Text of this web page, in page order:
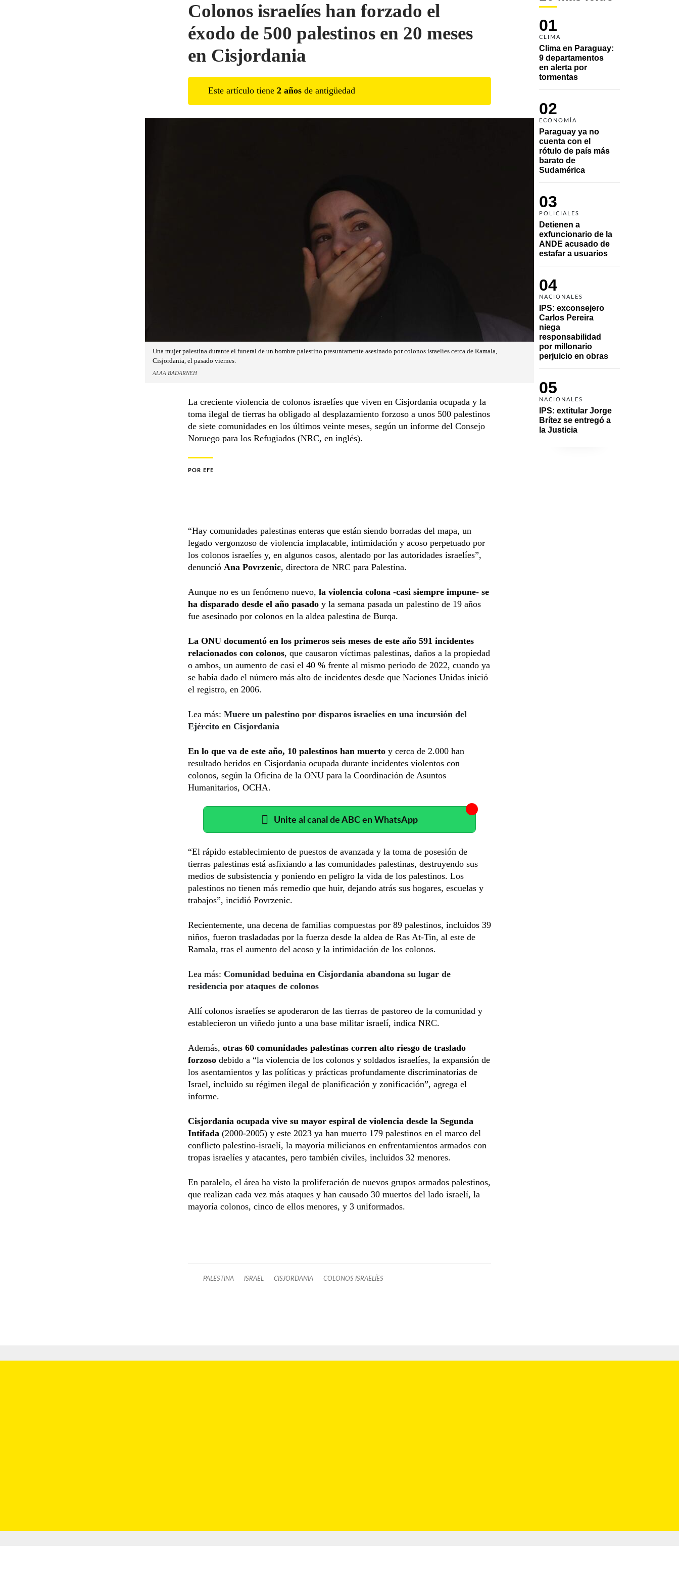
01
CLIMA
Clima en Paraguay:
9 departamentos
en alerta por
tormentas
02
ECONOMÍA
Paraguay ya no
cuenta con el
rótulo de país más
barato de
Sudamérica
03
POLICIALES
Detienen a
exfuncionario de la
ANDE acusado de
estafar a usuarios
04
NACIONALES
IPS: exconsejero
Carlos Pereira
niega
responsabilidad
por millonario
perjuicio en obras
05
NACIONALES
IPS: extitular Jorge
Brítez se entregó a
la Justicia
Colonos israelíes han forzado el
éxodo de 500 palestinos en 20 meses
en Cisjordania
Este artículo tiene 2 años de antigüedad
Una mujer palestina durante el funeral de un hombre palestino presuntamente asesinado por colonos israelíes cerca de Ramala,
Cisjordania, el pasado viernes.
ALAA BADARNEH
La creciente violencia de colonos israelíes que viven en Cisjordania ocupada y la
toma ilegal de tierras ha obligado al desplazamiento forzoso a unos 500 palestinos
de siete comunidades en los últimos veinte meses, según un informe del Consejo
Noruego para los Refugiados (NRC, en inglés).
POR EFE
“Hay comunidades palestinas enteras que están siendo borradas del mapa, un
legado vergonzoso de violencia implacable, intimidación y acoso perpetuado por
los colonos israelíes y, en algunos casos, alentado por las autoridades israelíes”,
denunció Ana Povrzenic, directora de NRC para Palestina.
Aunque no es un fenómeno nuevo, la violencia colona -casi siempre impune- se
ha disparado desde el año pasado y la semana pasada un palestino de 19 años
fue asesinado por colonos en la aldea palestina de Burqa.
La ONU documentó en los primeros seis meses de este año 591 incidentes
relacionados con colonos, que causaron víctimas palestinas, daños a la propiedad
o ambos, un aumento de casi el 40 % frente al mismo periodo de 2022, cuando ya
se había dado el número más alto de incidentes desde que Naciones Unidas inició
el registro, en 2006.
Lea más: Muere un palestino por disparos israelíes en una incursión del
Ejército en Cisjordania
En lo que va de este año, 10 palestinos han muerto y cerca de 2.000 han
resultado heridos en Cisjordania ocupada durante incidentes violentos con
colonos, según la Oficina de la ONU para la Coordinación de Asuntos
Humanitarios, OCHA.
Unite al canal de ABC en WhatsApp
“El rápido establecimiento de puestos de avanzada y la toma de posesión de
tierras palestinas está asfixiando a las comunidades palestinas, destruyendo sus
medios de subsistencia y poniendo en peligro la vida de los palestinos. Los
palestinos no tienen más remedio que huir, dejando atrás sus hogares, escuelas y
trabajos”, incidió Povrzenic.
Recientemente, una decena de familias compuestas por 89 palestinos, incluidos 39
niños, fueron trasladadas por la fuerza desde la aldea de Ras At-Tin, al este de
Ramala, tras el aumento del acoso y la intimidación de los colonos.
Lea más: Comunidad beduina en Cisjordania abandona su lugar de
residencia por ataques de colonos
Allí colonos israelíes se apoderaron de las tierras de pastoreo de la comunidad y
establecieron un viñedo junto a una base militar israelí, indica NRC.
Además, otras 60 comunidades palestinas corren alto riesgo de traslado
forzoso debido a “la violencia de los colonos y soldados israelíes, la expansión de
los asentamientos y las políticas y prácticas profundamente discriminatorias de
Israel, incluido su régimen ilegal de planificación y zonificación”, agrega el
informe.
Cisjordania ocupada vive su mayor espiral de violencia desde la Segunda
Intifada (2000-2005) y este 2023 ya han muerto 179 palestinos en el marco del
conflicto palestino-israelí, la mayoría milicianos en enfrentamientos armados con
tropas israelíes y atacantes, pero también civiles, incluidos 32 menores.
En paralelo, el área ha visto la proliferación de nuevos grupos armados palestinos,
que realizan cada vez más ataques y han causado 30 muertos del lado israelí, la
mayoría colonos, cinco de ellos menores, y 3 uniformados.
PALESTINA ISRAEL CISJORDANIA COLONOS ISRAELÍES